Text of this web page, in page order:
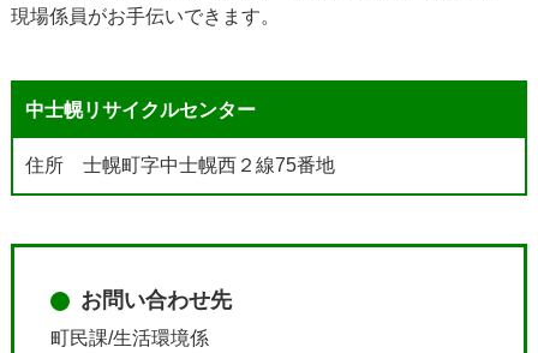
現場係員がお手伝いできます。
中士幌リサイクルセンター
住所 士幌町字中士幌西２線75番地
お問い合わせ先
町民課/生活環境係